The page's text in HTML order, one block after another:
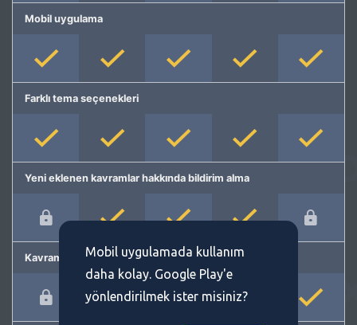
Mobil uygulama
Farklı tema seçenekleri
Yeni eklenen kavramlar hakkında bildirim alma
Kavram önermeMobil uygulamada kullanım
daha kolay. Google Play'e
yönlendirilmek ister misiniz?